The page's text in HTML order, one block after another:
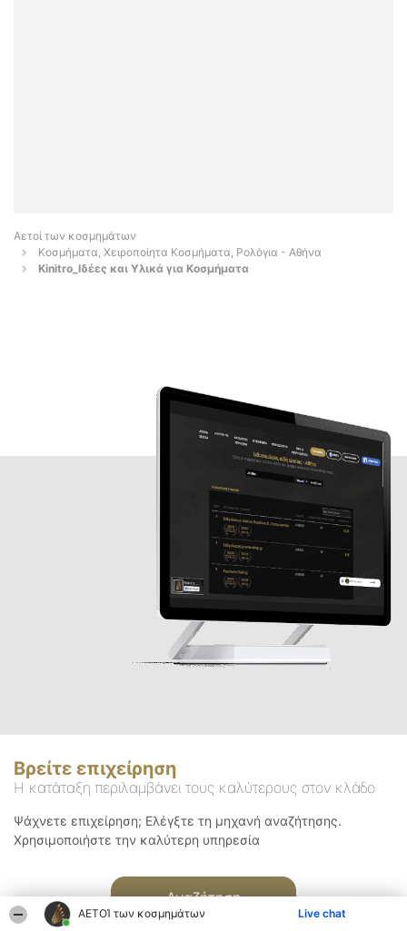
ΑΕΤΟΊ των κοσμημάτων Live chat
Αετοί των κοσμημάτων
Κοσμήματα, Χειροποίητα Κοσμήματα, Ρολόγια - Αθήνα
Kinitro_Ιδέες και Υλικά για Κοσμήματα
Βρείτε επιχείρηση
Η κατάταξη περιλαμβάνει τους καλύτερους στον κλάδο
Ψάχνετε επιχείρηση; Ελέγξτε τη μηχανή αναζήτησης.
Χρησιμοποιήστε την καλύτερη υπηρεσία
Αναζήτηση